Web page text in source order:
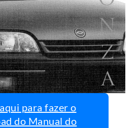
para fazer o
do Manual do